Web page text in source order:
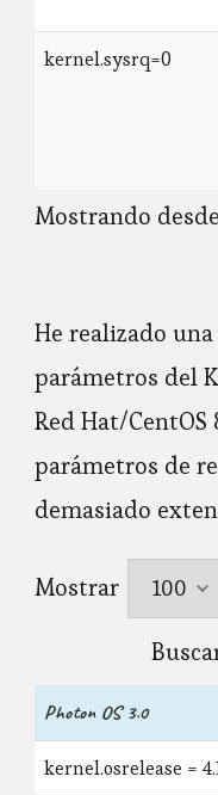
kernel.sysrq=0
Mostrando
He realizado
parámetros del
Red Hat/CentOS
parámetros de
demasiado
Mostrar
Photon OS 3.0
kernel.osrelease =